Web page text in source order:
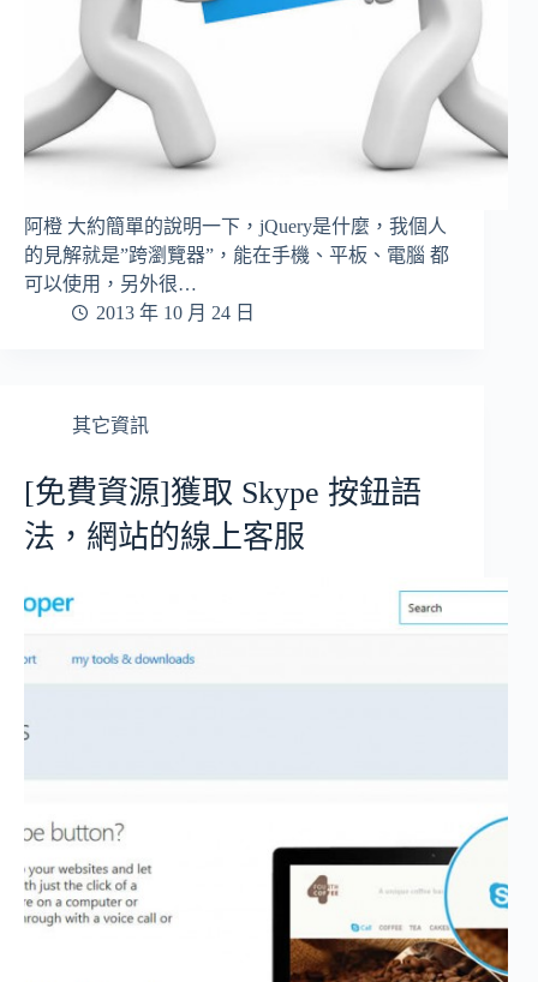
阿橙 大約簡單的說明一下，jQuery是什麼，我個人
的見解就是”跨瀏覽器”，能在手機、平板、電腦 都
可以使用，另外很…
2013 年 10 月 24 日
其它資訊
[免費資源]獲取 Skype 按鈕語
法，網站的線上客服